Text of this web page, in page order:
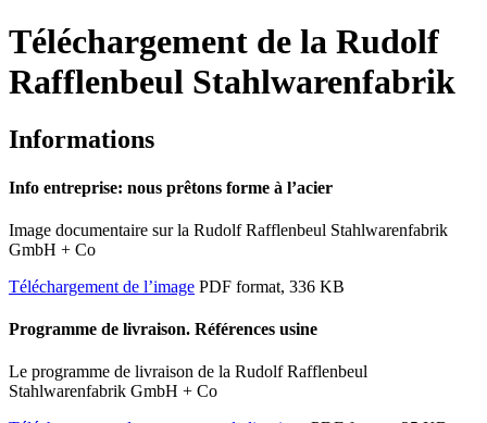
Téléchargement de la Rudolf
Rafflenbeul Stahlwarenfabrik
Informations
Info entreprise: nous prêtons forme à l’acier
Image documentaire sur la Rudolf Rafflenbeul Stahlwarenfabrik
GmbH + Co
Téléchargement de l’image PDF format, 336 KB
Programme de livraison. Références usine
Le programme de livraison de la Rudolf Rafflenbeul
Stahlwarenfabrik GmbH + Co